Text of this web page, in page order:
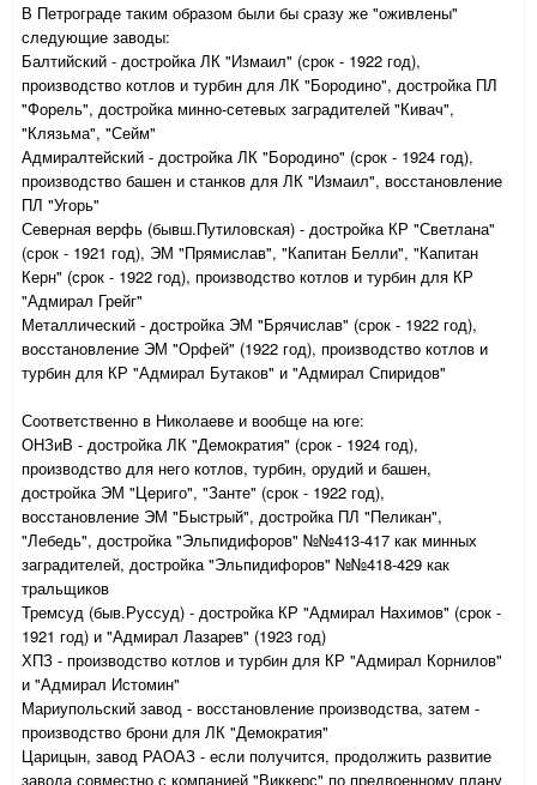
В Петрограде таким образом были бы сразу же "оживлены"
следующие заводы:
Балтийский - достройка ЛК "Измаил" (срок - 1922 год),
производство котлов и турбин для ЛК "Бородино", достройка ПЛ
"Форель", достройка минно-сетевых заградителей "Кивач",
"Клязьма", "Сейм"
Адмиралтейский - достройка ЛК "Бородино" (срок - 1924 год),
производство башен и станков для ЛК "Измаил", восстановление
ПЛ "Угорь"
Северная верфь (бывш.Путиловская) - достройка КР "Светлана"
(срок - 1921 год), ЭМ "Прямислав", "Капитан Белли", "Капитан
Керн" (срок - 1922 год), производство котлов и турбин для КР
"Адмирал Грейг"
Металлический - достройка ЭМ "Брячислав" (срок - 1922 год),
восстановление ЭМ "Орфей" (1922 год), производство котлов и
турбин для КР "Адмирал Бутаков" и "Адмирал Спиридов"
Соответственно в Николаеве и вообще на юге:
ОНЗиВ - достройка ЛК "Демократия" (срок - 1924 год),
производство для него котлов, турбин, орудий и башен,
достройка ЭМ "Цериго", "Занте" (срок - 1922 год),
восстановление ЭМ "Быстрый", достройка ПЛ "Пеликан",
"Лебедь", достройка "Эльпидифоров" №№413-417 как минных
заградителей, достройка "Эльпидифоров" №№418-429 как
тральщиков
Тремсуд (быв.Руссуд) - достройка КР "Адмирал Нахимов" (срок -
1921 год) и "Адмирал Лазарев" (1923 год)
ХПЗ - производство котлов и турбин для КР "Адмирал Корнилов"
и "Адмирал Истомин"
Мариупольский завод - восстановление производства, затем -
производство брони для ЛК "Демократия"
Царицын, завод РАОАЗ - если получится, продолжить развитие
завода совместно с компанией "Виккерс" по предвоенному плану